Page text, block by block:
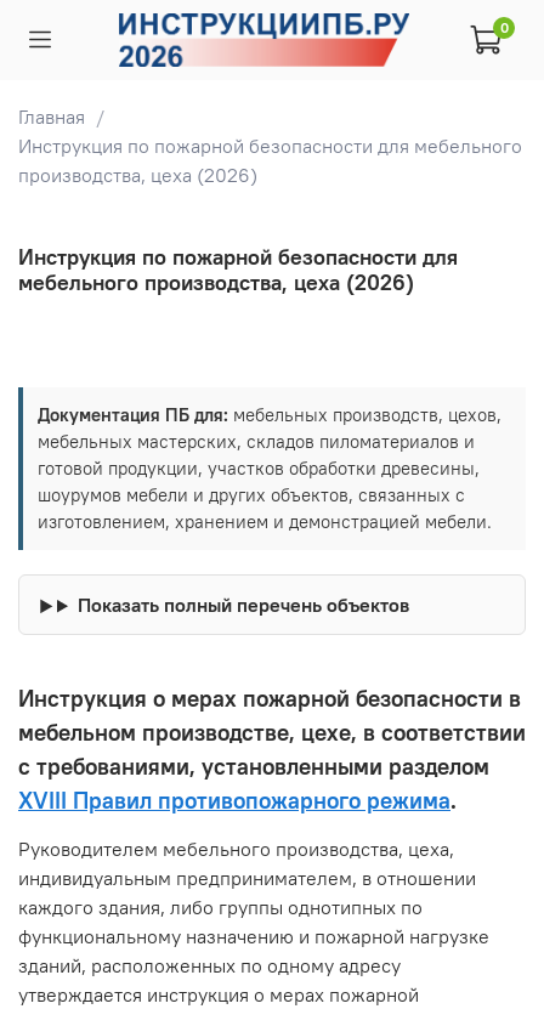
0
Главная
Инструкция по пожарной безопасности для мебельного
производства, цеха (2026)
Инструкция по пожарной безопасности для
мебельного производства, цеха (2026)
Документация ПБ для: мебельных производств, цехов,
мебельных мастерских, складов пиломатериалов и
готовой продукции, участков обработки древесины,
шоурумов мебели и других объектов, связанных с
изготовлением, хранением и демонстрацией мебели.
Показать полный перечень объектов
Инструкция о мерах пожарной безопасности в
мебельном производстве, цехе, в соответствии
с требованиями, установленными разделом
XVIII Правил противопожарного режима.
Руководителем мебельного производства, цеха,
индивидуальным предпринимателем, в отношении
каждого здания, либо группы однотипных по
функциональному назначению и пожарной нагрузке
зданий, расположенных по одному адресу
утверждается инструкция о мерах пожарной